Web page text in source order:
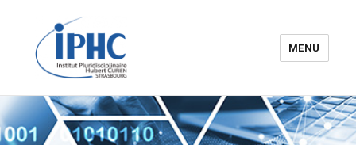
Institut pluridisciplinaire Hubert
Curien – IPHC
MENU